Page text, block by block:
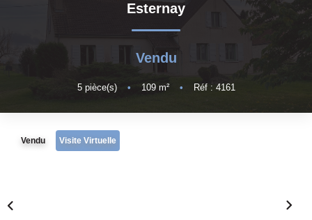
GERER
VENDRE
ESTIMER
NOTRE AGENCE
Esternay
Vendu
5pièce(s) • 109m² • Réf : 4161
Vendu Visite Virtuelle